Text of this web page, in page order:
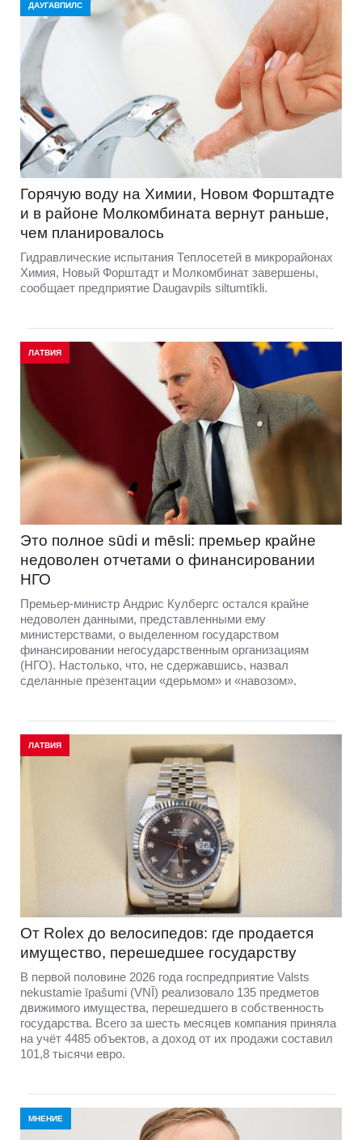
ДАУГАВПИЛС
Горячую воду на Химии, Новом Форштадте
и в районе Молкомбината вернут раньше,
чем планировалось
Гидравлические испытания Теплосетей в микрорайонах
Химия, Новый Форштадт и Молкомбинат завершены,
сообщает предприятие Daugavpils siltumtīkli.
ЛАТВИЯ
Это полное sūdi и mēsli: премьер крайне
недоволен отчетами о финансировании
НГО
Премьер-министр Андрис Кулбергс остался крайне
недоволен данными, представленными ему
министерствами, о выделенном государством
финансировании негосударственным организациям
(НГО). Настолько, что, не сдержавшись, назвал
сделанные презентации «дерьмом» и «навозом».
ЛАТВИЯ
От Rolex до велосипедов: где продается
имущество, перешедшее государству
В первой половине 2026 года госпредприятие Valsts
nekustamie īpašumi (VNĪ) реализовало 135 предметов
движимого имущества, перешедшего в собственность
государства. Всего за шесть месяцев компания приняла
на учёт 4485 объектов, а доход от их продажи составил
101,8 тысячи евро.
МНЕНИЕ